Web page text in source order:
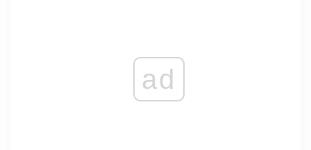
ad